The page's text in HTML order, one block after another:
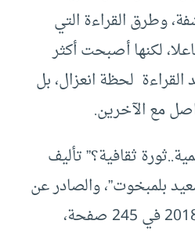
وطرق القراءة التي
لكنها أصبحت أكثر
لحظة انعزال، بل
مع الآخرين.
ثقافية؟” تأليف
بلمبخوت”، والصادر عن
عالم المعرفة في يوليو 2018 في 245 صفحة،